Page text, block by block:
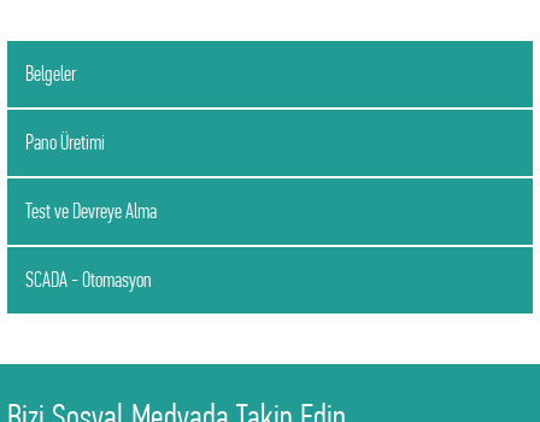
Belgeler
Pano Üretimi
Test ve Devreye Alma
SCADA - Otomasyon